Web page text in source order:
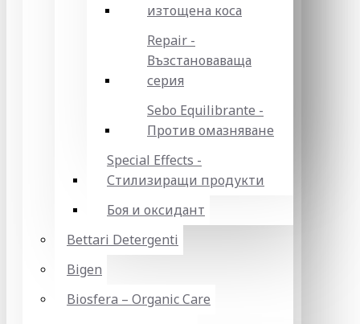
изтощена коса
Repair -
Възстановаваща
серия
Sebo Equilibrante -
Против омазняване
Special Effects -
Стилизиращи продукти
Боя и оксидант
Bettari Detergenti
Bigen
Biosfera – Organic Care